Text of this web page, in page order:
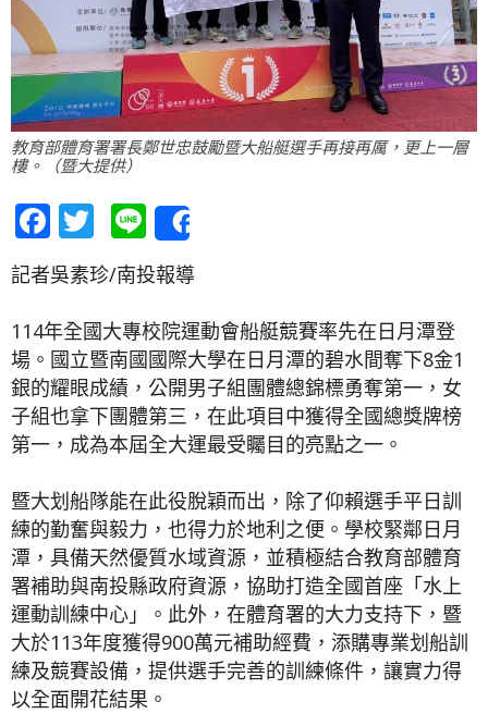
教育部體育署署長鄭世忠鼓勵暨大船艇選手再接再厲，更上一層
樓。（暨大提供）
Facebook
Twitter
Line
記者吳素珍/南投報導
114年全國大專校院運動會船艇競賽率先在日月潭登
場。國立暨南國國際大學在日月潭的碧水間奪下8金1
銀的耀眼成績，公開男子組團體總錦標勇奪第一，女
子組也拿下團體第三，在此項目中獲得全國總獎牌榜
第一，成為本屆全大運最受矚目的亮點之一。
暨大划船隊能在此役脫穎而出，除了仰賴選手平日訓
練的勤奮與毅力，也得力於地利之便。學校緊鄰日月
潭，具備天然優質水域資源，並積極結合教育部體育
署補助與南投縣政府資源，協助打造全國首座「水上
運動訓練中心」。此外，在體育署的大力支持下，暨
大於113年度獲得900萬元補助經費，添購專業划船訓
練及競賽設備，提供選手完善的訓練條件，讓實力得
以全面開花結果。